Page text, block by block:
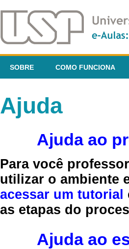
SOBRE COMO FUNCIONA
Ajuda
Ajuda ao
Para você
utilizar o ambiente
acessar um tutorial
as etapas do
Ajuda ao